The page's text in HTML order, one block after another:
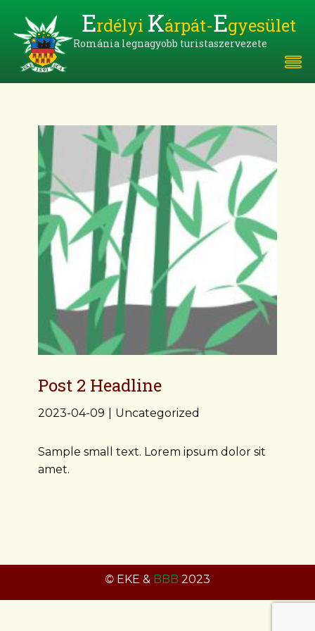
Erdélyi Kárpát-Egyesület
Románia legnagyobb turistaszervezete
Post 2 Headline
2023-04-09 Uncategorized
Sample small text. Lorem ipsum dolor sit
amet.
© EKE & BBB 2023